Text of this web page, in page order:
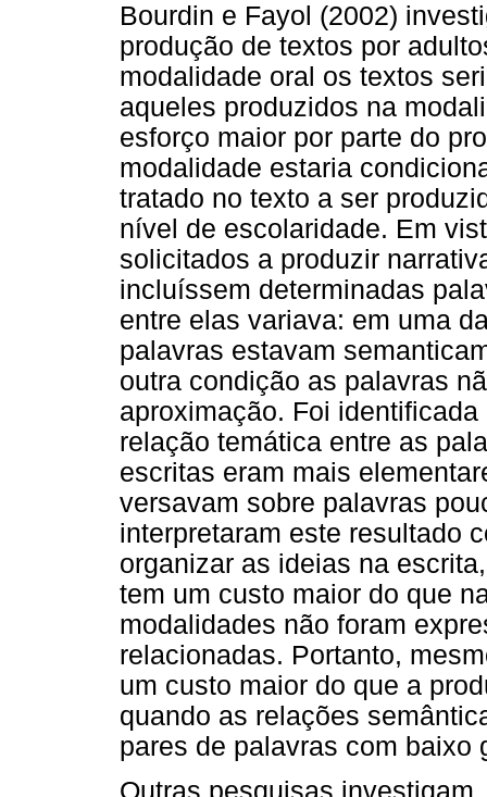
Bourdin e Fayol (2002)
produção de textos por
modalidade oral os textos
aqueles produzidos na
esforço maior por parte do
modalidade estaria
tratado no texto a ser
nível de escolaridade. Em
solicitados a produzir
incluíssem determinadas
entre elas variava: em uma
palavras estavam
outra condição as palavras
aproximação. Foi
relação temática entre as
escritas eram mais
versavam sobre palavras
interpretaram este resultado
organizar as ideias na
tem um custo maior do que
modalidades não foram
relacionadas. Portanto,
um custo maior do que a
quando as relações
pares de palavras com baixo